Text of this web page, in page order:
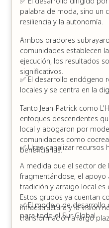
palabra de moda, sino un
resiliencia y la autonomía.
Ambos oradores
comunidades establecen
ejecución, los resultados
significativos.
✅ El desarrollo endógeno
locales y se centra en la
Tanto Jean-Patrick como
enfoques descendentes
local y abogaron por
comunidades como
beneficiarias.
✅ Urge canalizar recursos
A medida que el sector de
fragmentándose, el apoyo
tradición y arraigo local es
Estos grupos ya cuentan
infraestructura y la visión
transformación a largo
✅ El modelo de desarrollo
para todo el Sur Global.